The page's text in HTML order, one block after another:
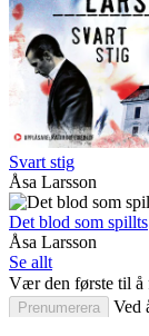
Svart stig
Åsa Larsson
Det blod som spillts
Åsa Larsson
Se allt
Vær den første til å
Prenumerera
Ved